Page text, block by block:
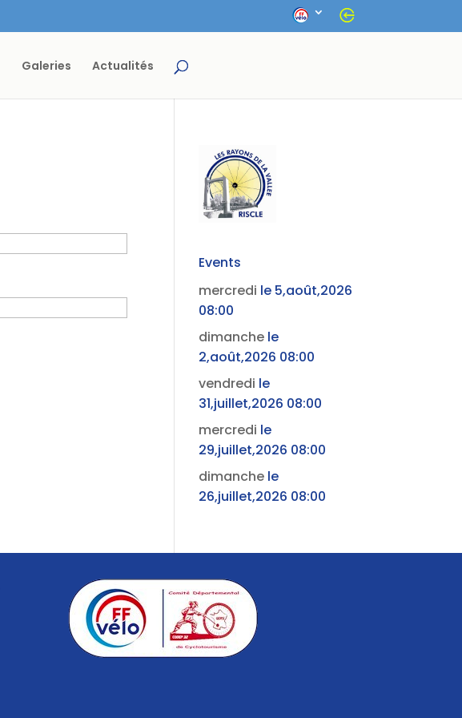
Galeries Actualités
Events
mercredi le 5,août,2026
08:00
dimanche le
2,août,2026 08:00
vendredi le
31,juillet,2026 08:00
mercredi le
29,juillet,2026 08:00
dimanche le
26,juillet,2026 08:00